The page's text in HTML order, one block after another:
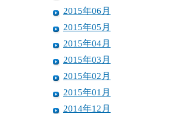
2015年06月
2015年05月
2015年04月
2015年03月
2015年02月
2015年01月
2014年12月